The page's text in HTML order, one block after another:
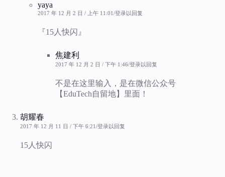
yaya
2017 年 12 月 2 日 / 上午 11:01 登录以回复
『15人快闪』
焦建利
2017 年 12 月 2 日 / 下午 1:46 登录以回复
不是在这里输入，是在微信公众号
【EduTech自留地】里面！
胡耀春
2017 年 12 月 11 日 / 下午 6:21 登录以回复
15人快闪